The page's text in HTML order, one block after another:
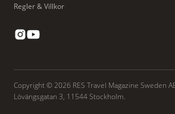
Regler & Villkor
Copyright © 2026 RES Travel Magazine Sweden
Lövängsgatan 3, 11544 Stockholm.